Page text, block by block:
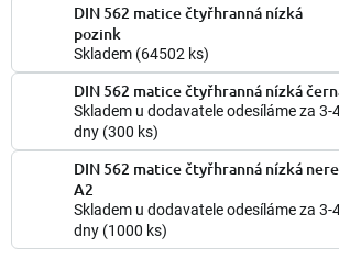
DIN 562 matice čtyřhranná nízká
pozink
Skladem (64502 ks)
DIN 562 matice čtyřhranná nízká
Skladem u dodavatele odesíláme za 3-
dny (300 ks)
DIN 562 matice čtyřhranná nízká
A2
Skladem u dodavatele odesíláme za 3-
dny (1000 ks)